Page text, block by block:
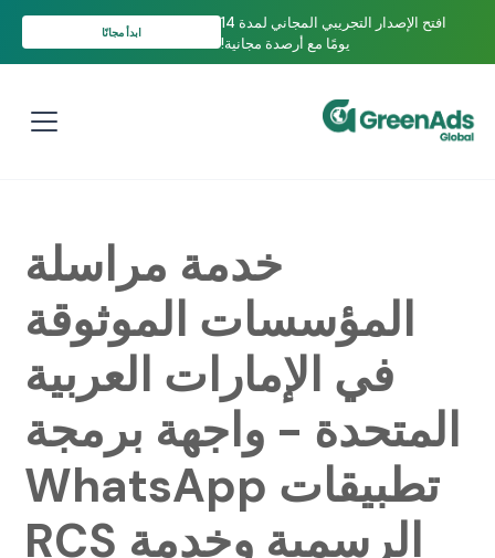
افتح الإصدار التجريبي المجاني لمدة 14
يومًا مع أرصدة مجانية!
ابدأ مجانًا
خدمة مراسلة
المؤسسات الموثوقة
في الإمارات العربية
المتحدة - واجهة برمجة
تطبيقات WhatsApp
الرسمية وخدمة RCS